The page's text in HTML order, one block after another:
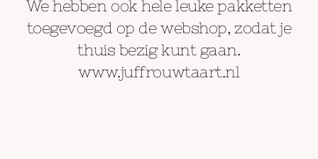
We hebben ook hele leuke pakketten
toegevoegd op de webshop, zodat je
thuis bezig kunt gaan.
www.juffrouwtaart.nl